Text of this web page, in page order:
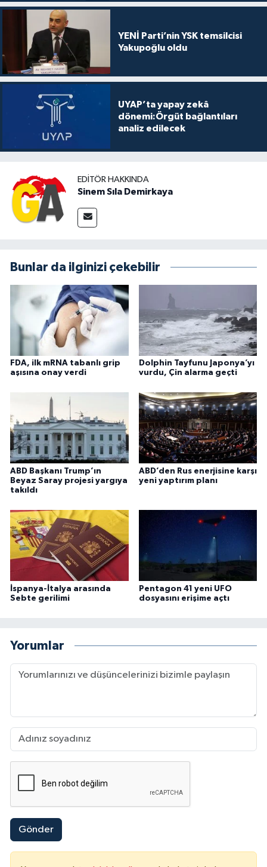
YENİ Parti’nin YSK temsilcisi
Yakupoğlu oldu
UYAP’ta yapay zekâ
dönemi:Örgüt bağlantıları
analiz edilecek
EDITÖR HAKKINDA
Sinem Sıla Demirkaya
Bunlar da ilginizi çekebilir
FDA, ilk mRNA tabanlı grip
aşısına onay verdi
Dolphin Tayfunu Japonya’yı
vurdu, Çin alarma geçti
ABD Başkanı Trump’ın
Beyaz Saray projesi yargıya
takıldı
ABD’den Rus enerjisine karşı
yeni yaptırım planı
İspanya-İtalya arasında
Sebte gerilimi
Pentagon 41 yeni UFO
dosyasını erişime açtı
Yorumlar
Gönder